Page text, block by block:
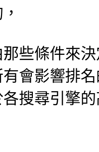
些條件來
會影響排
搜尋引擎